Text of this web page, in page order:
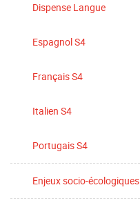
Dispense Langue
Espagnol S4
Français S4
Italien S4
Portugais S4
Enjeux socio-écologiques